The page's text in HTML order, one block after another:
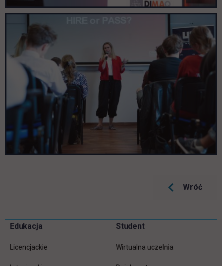
Wróć
Pomiń
Informacje w stopce
Edukacja
Licencjackie
Student
Wirtualna uczelnia